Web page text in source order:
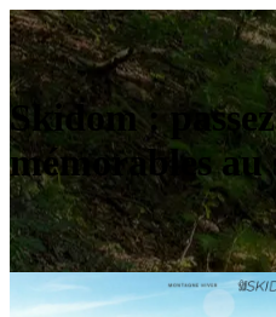
Skidom :
mémorables au